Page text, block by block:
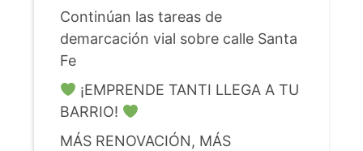
Continúan las tareas de
demarcación vial sobre calle Santa
Fe
¡EMPRENDE TANTI LLEGA A TU
BARRIO!
MÁS RENOVACIÓN, MÁS